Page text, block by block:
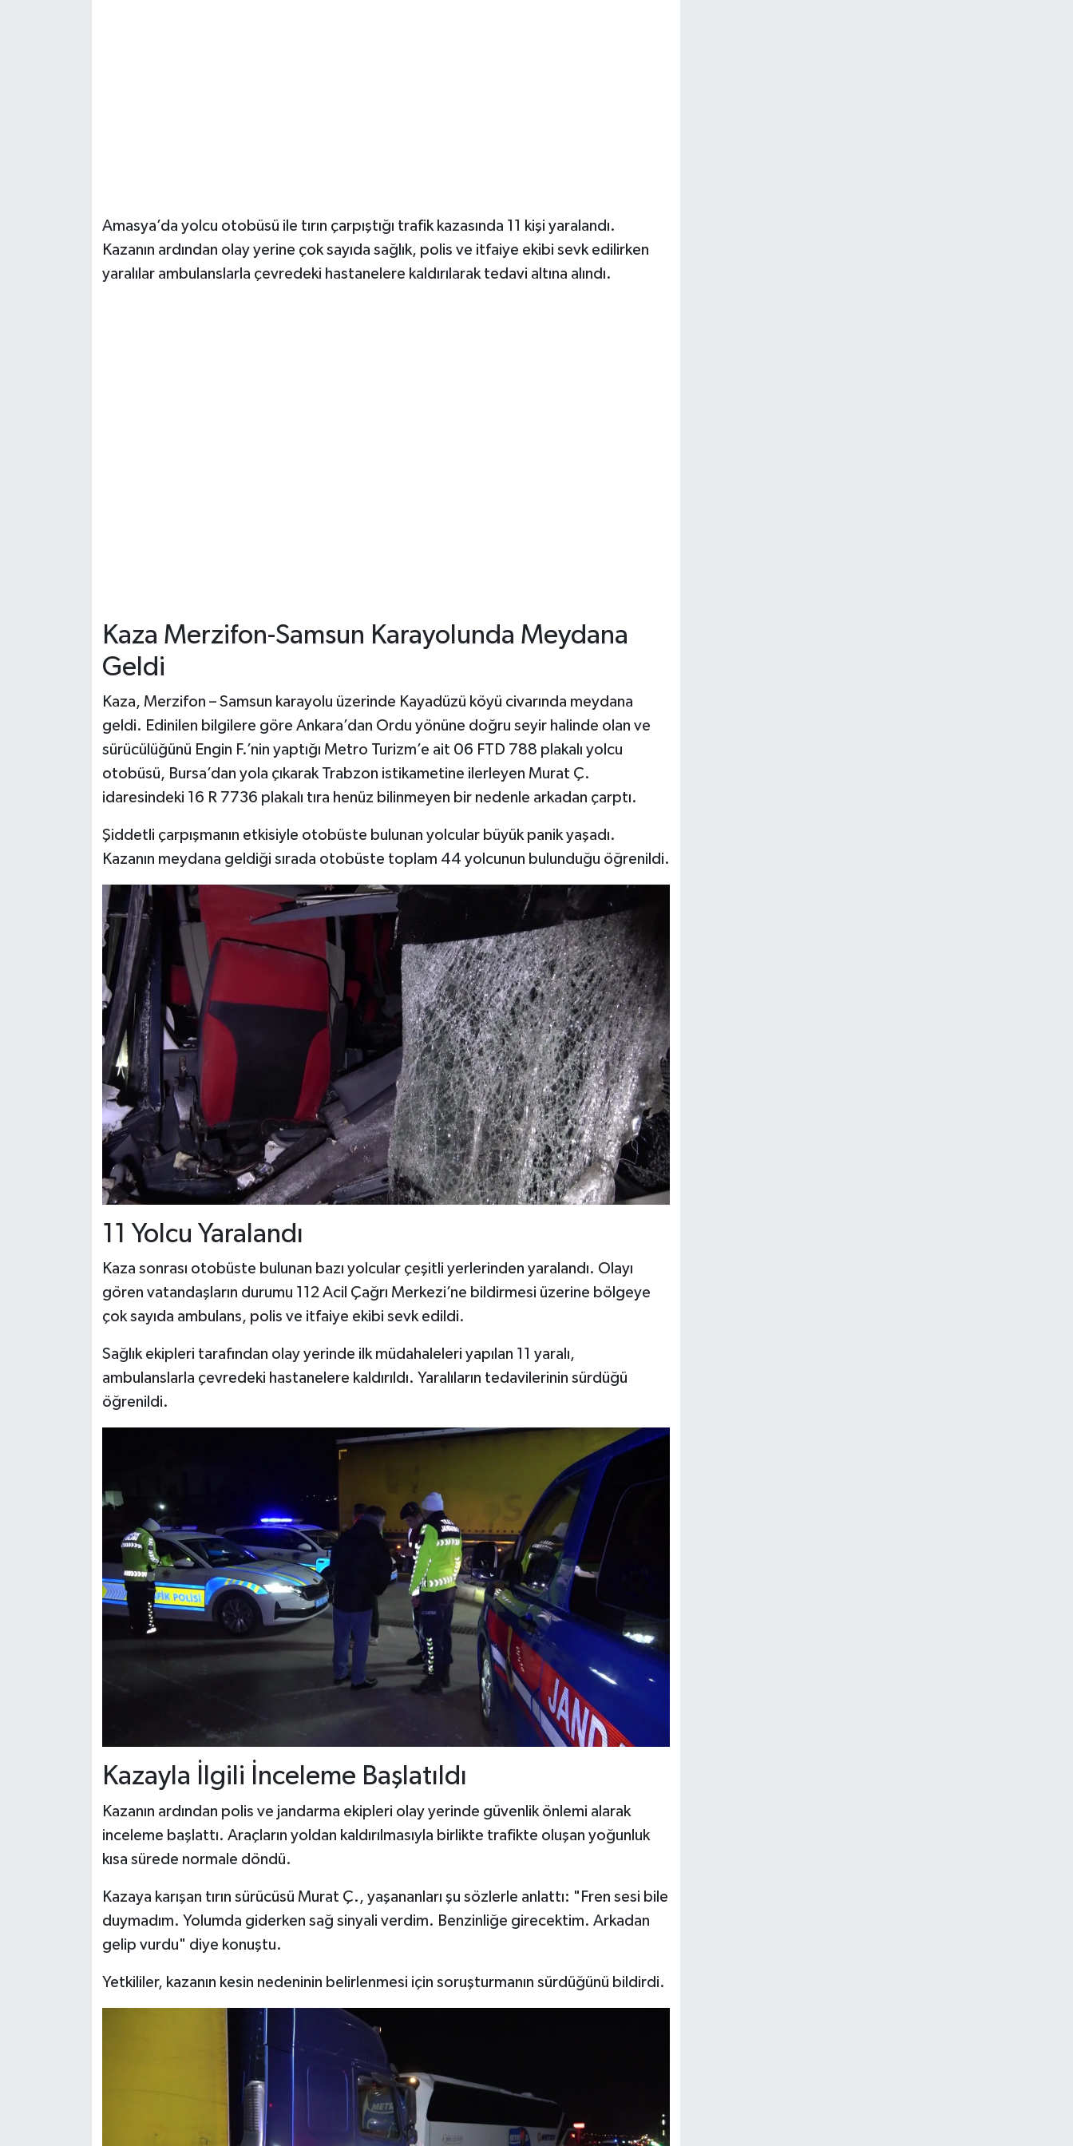
Amasya’da yolcu otobüsü ile tırın çarpıştığı trafik kazasında 11 kişi yaralandı.
Kazanın ardından olay yerine çok sayıda sağlık, polis ve itfaiye ekibi sevk edilirken
yaralılar ambulanslarla çevredeki hastanelere kaldırılarak tedavi altına alındı.
Kaza Merzifon-Samsun Karayolunda Meydana
Geldi
Kaza, Merzifon – Samsun karayolu üzerinde Kayadüzü köyü civarında meydana
geldi. Edinilen bilgilere göre Ankara’dan Ordu yönüne doğru seyir halinde olan ve
sürücülüğünü Engin F.’nin yaptığı Metro Turizm’e ait 06 FTD 788 plakalı yolcu
otobüsü, Bursa’dan yola çıkarak Trabzon istikametine ilerleyen Murat Ç.
idaresindeki 16 R 7736 plakalı tıra henüz bilinmeyen bir nedenle arkadan çarptı.
Şiddetli çarpışmanın etkisiyle otobüste bulunan yolcular büyük panik yaşadı.
Kazanın meydana geldiği sırada otobüste toplam 44 yolcunun bulunduğu öğrenildi.
11 Yolcu Yaralandı
Kaza sonrası otobüste bulunan bazı yolcular çeşitli yerlerinden yaralandı. Olayı
gören vatandaşların durumu 112 Acil Çağrı Merkezi’ne bildirmesi üzerine bölgeye
çok sayıda ambulans, polis ve itfaiye ekibi sevk edildi.
Sağlık ekipleri tarafından olay yerinde ilk müdahaleleri yapılan 11 yaralı,
ambulanslarla çevredeki hastanelere kaldırıldı. Yaralıların tedavilerinin sürdüğü
öğrenildi.
Kazayla İlgili İnceleme Başlatıldı
Kazanın ardından polis ve jandarma ekipleri olay yerinde güvenlik önlemi alarak
inceleme başlattı. Araçların yoldan kaldırılmasıyla birlikte trafikte oluşan yoğunluk
kısa sürede normale döndü.
Kazaya karışan tırın sürücüsü Murat Ç., yaşananları şu sözlerle anlattı: "Fren sesi bile
duymadım. Yolumda giderken sağ sinyali verdim. Benzinliğe girecektim. Arkadan
gelip vurdu" diye konuştu.
Yetkililer, kazanın kesin nedeninin belirlenmesi için soruşturmanın sürdüğünü bildirdi.
Ulusal Haberler
Teknoloji Haberleri